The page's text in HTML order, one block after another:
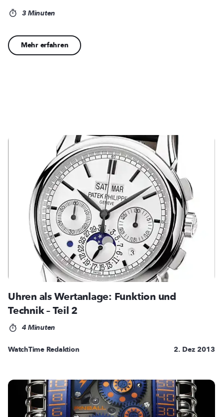
3 Minuten
Mehr erfahren
Uhren als Wertanlage: Funktion und
Technik – Teil 2
4 Minuten
WatchTime Redaktion 2. Dez 2013